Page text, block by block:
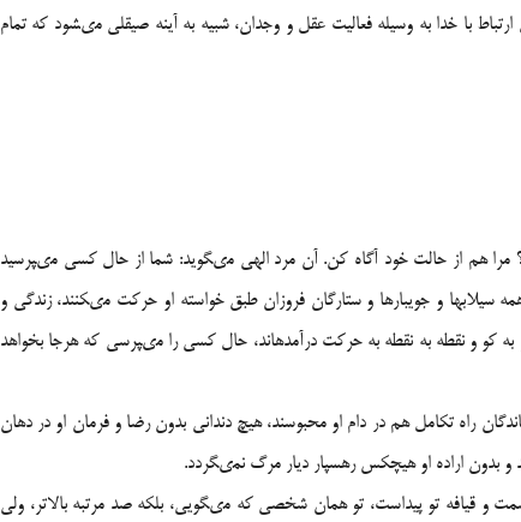
با خدا به وسیله فعالیت عقل و وجدان، شبیه به آینه صیقلى مى‏شود که تمام
هم از حالت خود آگاه کن. آن مرد الهى مى‏گوید: شما از حال کسى مى‏پرسید
و جویبارها و ستارگان فروزان طبق خواسته او حرکت مى‏کنند، زندگى و
کو و نقطه به نقطه به حرکت درآمده‏اند، حال کسى را مى‏پرسى که هرجا بخواهد
راه تکامل هم در دام او محبوسند، هیچ دندانى بدون رضا و فرمان او در دهان
بدون اراده او هیچ‏کس رهسپار دیار مرگ نمى‏گردد.
قیافه تو پیداست، تو همان شخصى که مى‏گویى، بلکه صد مرتبه بالاتر، ولى